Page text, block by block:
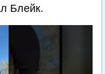
Блейк.